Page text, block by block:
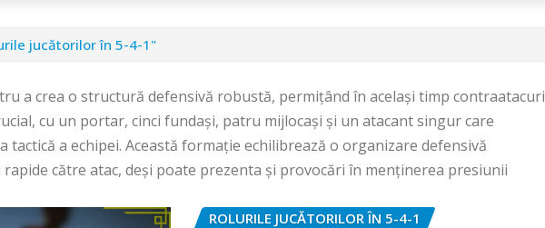
jucătorilor în 5-4-1"
a crea o structură defensivă robustă, permițând în același timp contraatacuri
cu un portar, cinci fundași, patru mijlocași și un atacant singur care
a echipei. Această formație echilibrează o organizare defensivă
către atac, deși poate prezenta și provocări în menținerea presiunii
ROLURILE JUCĂTORILOR ÎN 5-4-1